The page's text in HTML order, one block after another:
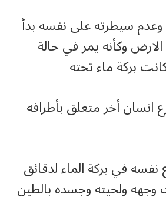
سيطرته على نفسه بدأ
وكأنه يمر في حالة
بركة ماء تحته
انسان أخر متعلق بأطرافه
في بركة الماء لدقائق
وجهه ولحيته وجسده بالطين